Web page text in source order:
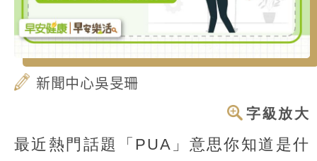
新聞中心吳旻珊
字級放大
最近熱門話題「PUA」意思你知道是什